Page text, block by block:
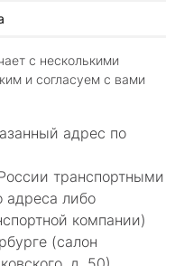
с несколькими
и согласуем с вами
адрес по
транспортными
адреса либо
компании)
(салон
не похожие
очень
деле помогли
Конюшенной